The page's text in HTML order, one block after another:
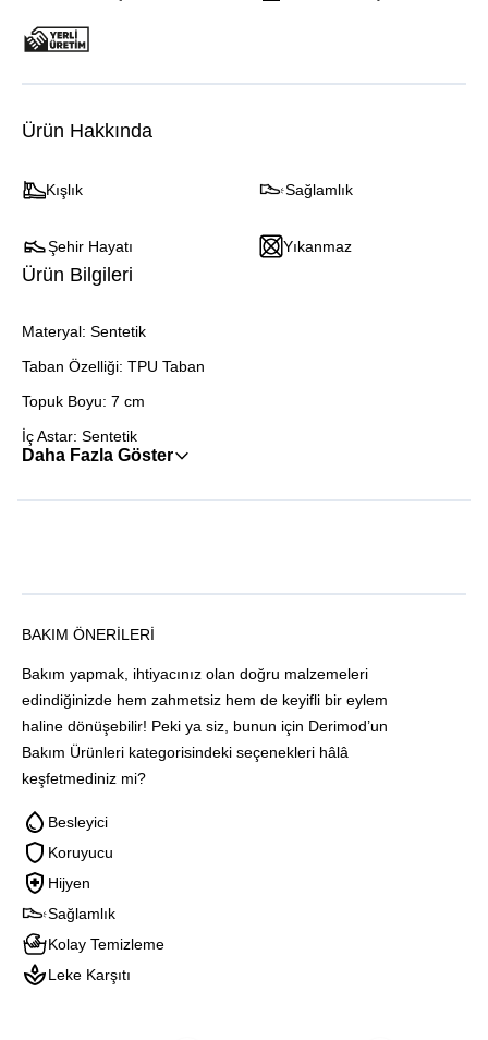
Ürün Hakkında
Kışlık Sağlamlık
Şehir Hayatı Yıkanmaz
Ürün Bilgileri
Materyal: Sentetik
Taban Özelliği: TPU Taban
Topuk Boyu: 7 cm
İç Astar: Sentetik
Daha Fazla Göster
BAKIM ÖNERILERI
Bakım yapmak, ihtiyacınız olan doğru malzemeleri
edindiğinizde hem zahmetsiz hem de keyifli bir eylem
haline dönüşebilir! Peki ya siz, bunun için Derimod’un
Bakım Ürünleri kategorisindeki seçenekleri hâlâ
keşfetmediniz mi?
Besleyici
Koruyucu
Hijyen
Sağlamlık
Kolay Temizleme
Leke Karşıtı